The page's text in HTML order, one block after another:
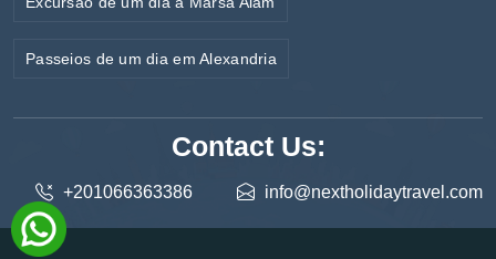
Passeios de um dia em Alexandria
Contact Us:
+201066363386 info@nextholidaytravel.com